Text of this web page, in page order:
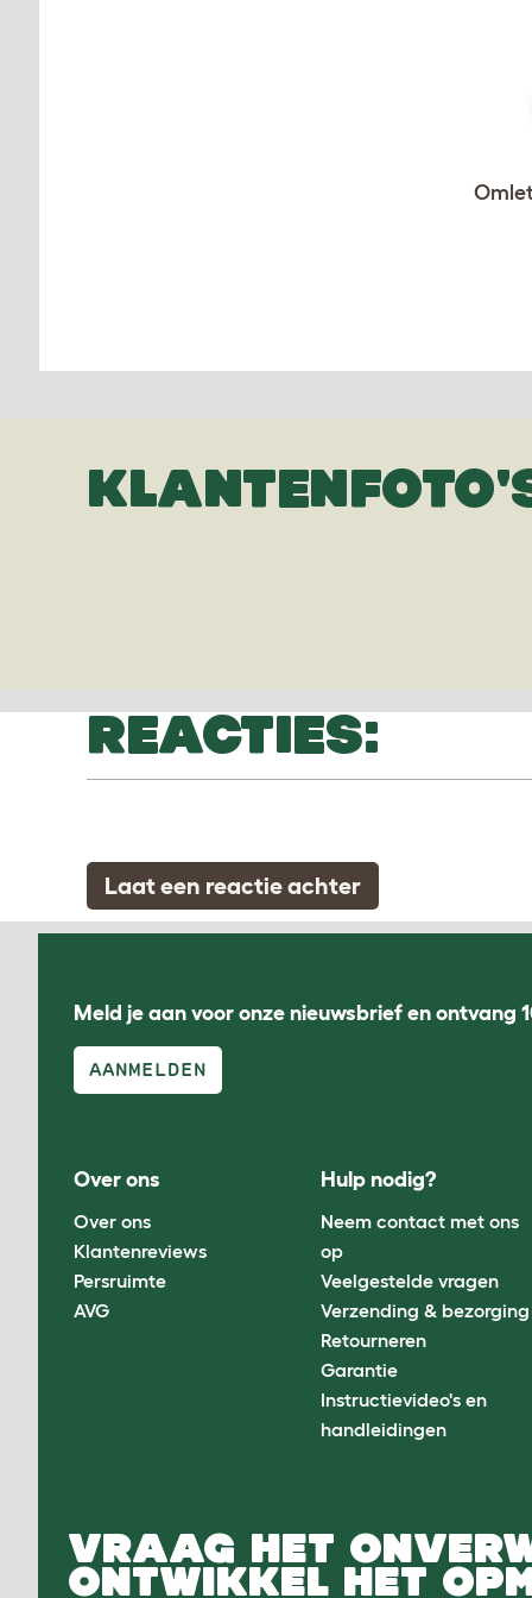
REACTIES:
Laat een reactie achter
Meld je aan voor onze nieuwsbrief en ontvang
AANMELDEN
Over ons
Over ons
Klantenreviews
Persruimte
AVG
Hulp nodig?
Neem contact met ons
op
Veelgestelde vragen
Verzending & bezorging
Retourneren
Garantie
Instructievideo's en
handleidingen
VRAAG HET
ONTWIKKEL HET